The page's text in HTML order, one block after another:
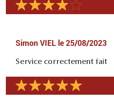
Simon VIEL le 25/08/2023
Service correctement fait